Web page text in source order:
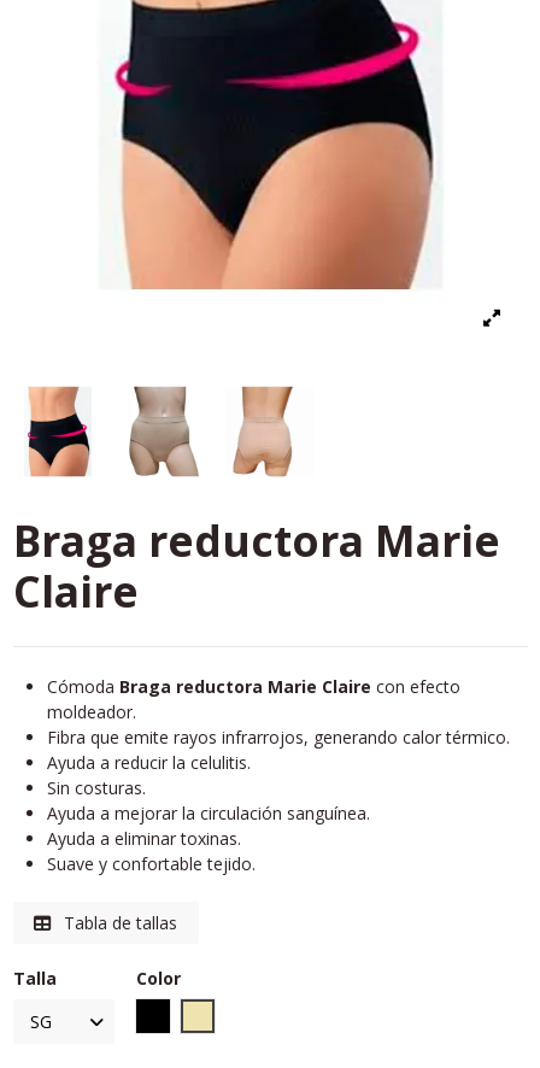
Braga reductora Marie
Claire
Cómoda Braga reductora Marie Claire con efecto
moldeador.
Fibra que emite rayos infrarrojos, generando calor térmico.
Ayuda a reducir la celulitis.
Sin costuras.
Ayuda a mejorar la circulación sanguínea.
Ayuda a eliminar toxinas.
Suave y confortable tejido.
Tabla de tallas
Talla
Color